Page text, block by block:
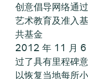
创意倡导网络通
艺术教育及准入
共基金
2012 年 11 月 6
过了具有里程碑
以恢复当地每所